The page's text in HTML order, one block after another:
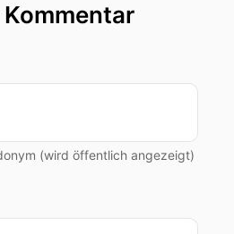
Kommentar
(wird öffentlich angezeigt)